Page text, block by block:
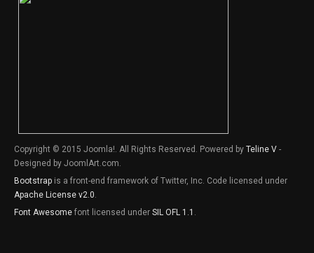
Copyright © 2015 Joomla!. All Rights Reserved. Powered by Teline V -
Designed by JoomlArt.com.
Bootstrap is a front-end framework of Twitter, Inc. Code licensed under
Apache License v2.0.
Font Awesome font licensed under SIL OFL 1.1 .